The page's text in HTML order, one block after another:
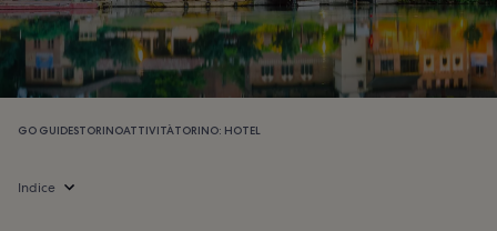
GO GUIDESTORINOATTIVITÀTORINO: HOTEL
Indice